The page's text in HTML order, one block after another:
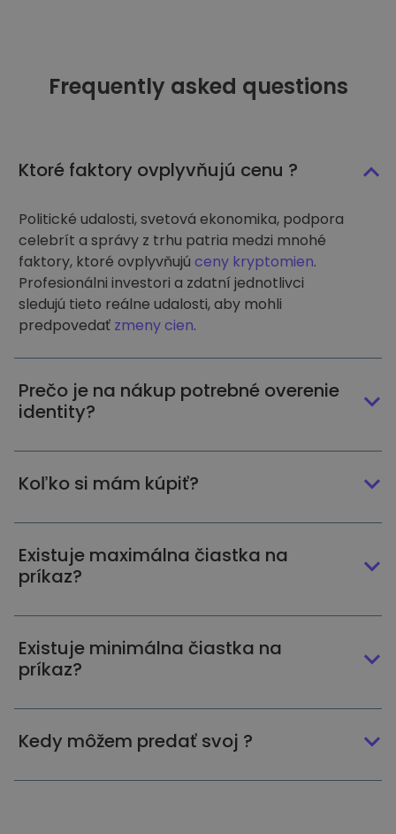
Frequently asked questions
Ktoré faktory ovplyvňujú cenu ?
Politické udalosti, svetová ekonomika, podpora
celebrít a správy z trhu patria medzi mnohé
faktory, ktoré ovplyvňujú ceny kryptomien.
Profesionálni investori a zdatní jednotlivci
sledujú tieto reálne udalosti, aby mohli
predpovedať zmeny cien.
Prečo je na nákup potrebné overenie
identity?
Koľko si mám kúpiť?
Existuje maximálna čiastka na
príkaz?
Existuje minimálna čiastka na
príkaz?
Kedy môžem predať svoj ?